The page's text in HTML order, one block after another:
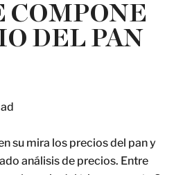
COMPONE
DEL PAN
su mira los precios del pan y
análisis de precios. Entre